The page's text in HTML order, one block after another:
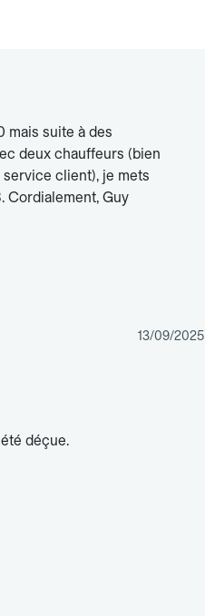
mais suite à des
deux chauffeurs (bien
client), je mets
Cordialement, Guy
13/09/2025
déçue.